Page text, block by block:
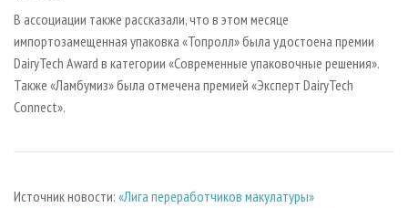
В ассоциации также рассказали, что в этом месяце
импортозамещенная упаковка «Топролл» была удостоена премии
DairyTech Award в категории «Современные упаковочные решения».
Также «Ламбумиз» была отмечена премией «Эксперт DairyTech
Connect».
Источник новости: «Лига переработчиков макулатуры»